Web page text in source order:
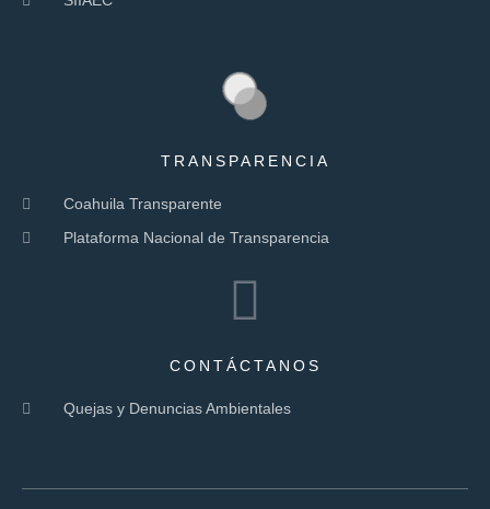
TRANSPARENCIA
Coahuila Transparente
Plataforma Nacional de Transparencia
CONTÁCTANOS
Quejas y Denuncias Ambientales